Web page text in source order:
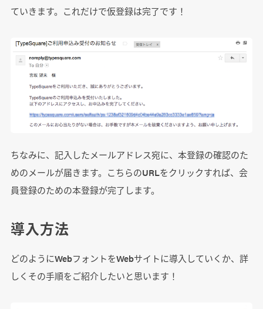
ていきます。これだけで仮登録は完了です！
ちなみに、記入したメールアドレス宛に、本登録の確認のた
めのメールが届きます。こちらのURLをクリックすれば、会
員登録のための本登録が完了します。
導入方法
どのようにWebフォントをWebサイトに導入していくか、詳
しくその手順をご紹介したいと思います！